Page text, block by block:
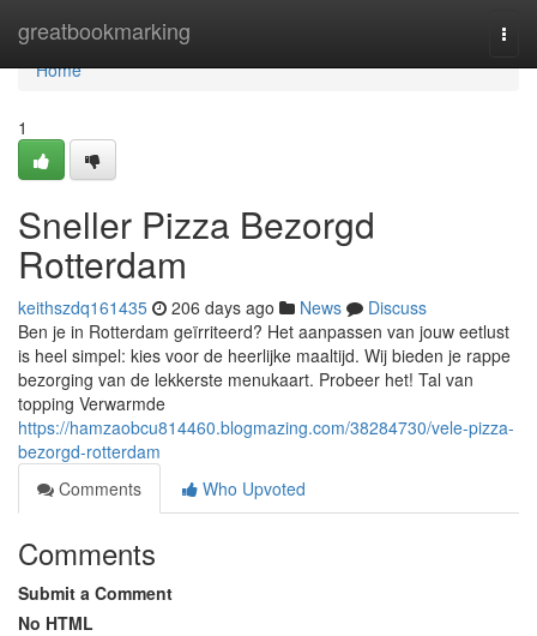
greatbookmarking
Home
Home
1
Sneller Pizza Bezorgd
Rotterdam
keithszdq161435 206 days ago News
Discuss
Ben je in Rotterdam geïrriteerd? Het aanpassen van jouw eetlust
is heel simpel: kies voor de heerlijke maaltijd. Wij bieden je rappe
bezorging van de lekkerste menukaart. Probeer het! Tal van
topping Verwarmde
https://hamzaobcu814460.blogmazing.com/38284730/vele-pizza-
bezorgd-rotterdam
Comments
Who Upvoted
Comments
Submit a Comment
No HTML